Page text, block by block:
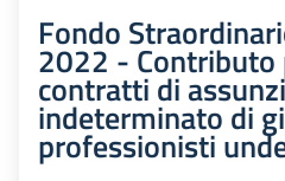
Fondo
2022 - Contributo
contratti di
indeterminato di
professionisti